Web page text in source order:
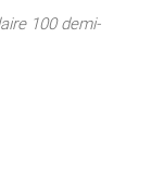
100 demi-